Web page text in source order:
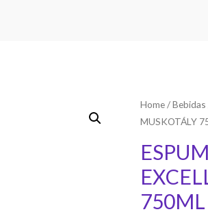
Home/Bebidas
MUSKOTÁLY
750ML